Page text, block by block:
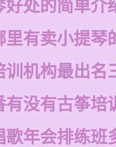
好处的简单介
里有卖小提琴
训机构最出名
有没有古筝培
歌年会排练班